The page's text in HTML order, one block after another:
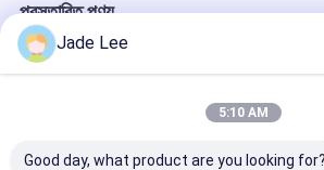
হ্যান্ডব্যাগ আনুষাঙ্গিক হার্ডওয়্যার
প্রস্তাবিত পণ্য
Jade Lee
5:10 AM
Good day, what product are you looking for?